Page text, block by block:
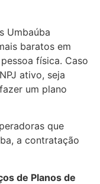
Umbaúba
baratos em
física. Caso
ativo, seja
um plano
que
a contratação
de Planos de